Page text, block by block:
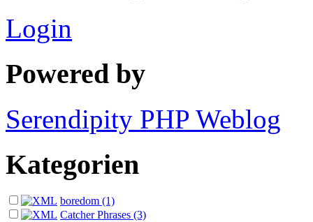
Login
Powered by
Serendipity PHP Weblog
Kategorien
boredom (1)
Catcher Phrases (3)